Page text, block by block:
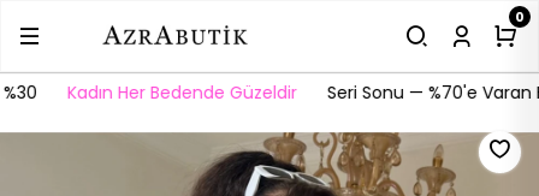
Kadın Her Bedende Güzeldir Seri Sonu — %70'e Varan
0
Büyük Beden Bayan Pijama Takım